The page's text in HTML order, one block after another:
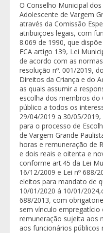
O Conselho Municipal
Adolescente de Vargem
através da Comissão
atribuições legais, com
8.069 de 1990, que
ECA artigo 139, Lei
de acordo com as
resolução nº. 001/2019,
Direitos da Criança e do
as quais assumir a
escolha dos membros do
público a todos os
29/04/2019 a 30/05/
para o processo de
de Vargem Grande
horas e remuneração de
e dois reais e oitenta e
conforme art.45 da Lei
16/12/2009 e Lei nº 688/
eleitos para mandato de
10/01/2020 á 10/01/
688/2013, com
sem vínculo
remuneração sujeita aos
aos funcionários públicos